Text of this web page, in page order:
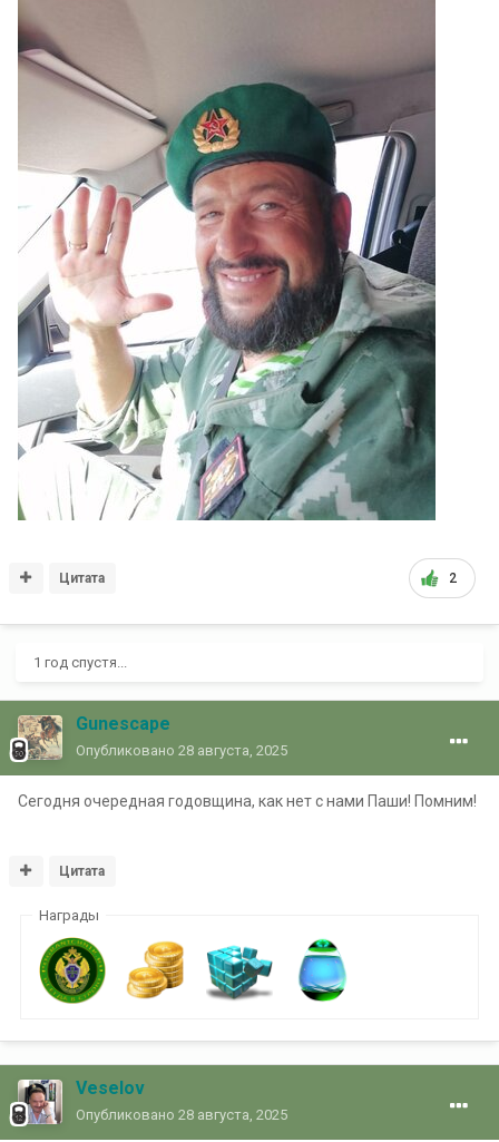
2
Цитата
1 год спустя...
Gunescape
Опубликовано 28 августа, 2025
Сегодня очередная годовщина, как нет с нами Паши! Помним!
Цитата
Награды
Veselov
Опубликовано 28 августа, 2025